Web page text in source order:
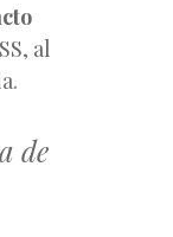
al
de